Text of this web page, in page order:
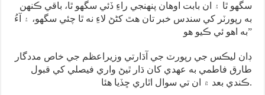
سگهو ٿا ۽ ان بابت اوهان پنهنجي راءِ ڏئي سگهو ٿا، باقي ڪنهن
به رپورٽر کي سندس خبر تان هٿ کڻڻ لاءِ نه ٿا چئي سگهو، ۽ آءُ
به اهو ئي ڪيو هو”
ڊان ليڪس جي رپورٽ جي آڌارتي وزيراعظم جي خاص مددگار
طارق فاطمي به عهدي کان ڌار ٿيڻ واري فيصلي کي قبول
ڪندي بعد ۾ ان تي سوال اٿاري ڇڏيا هئا.